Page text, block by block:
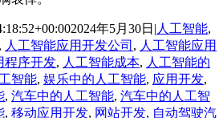
2024年5月30日 | 人工智能,
, 人工智能应用开发公司 , 人工智能应用
程序开发, 人工智能成本, 人工智能的
智能, 娱乐中的人工智能, 应用开发,
, 汽车中的人工智能, 汽车中的人工智
, 移动应用开发, 网站开发, 自动驾驶汽